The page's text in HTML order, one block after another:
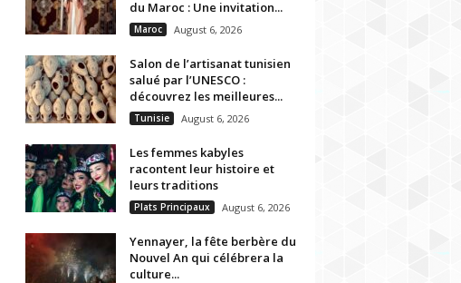
du Maroc : Une invitation...
Maroc August 6, 2026
Salon de l’artisanat tunisien
salué par l’UNESCO :
découvrez les meilleures...
Tunisie August 6, 2026
Les femmes kabyles
racontent leur histoire et
leurs traditions
Plats Principaux August 6, 2026
Yennayer, la fête berbère du
Nouvel An qui célébrera la
culture...